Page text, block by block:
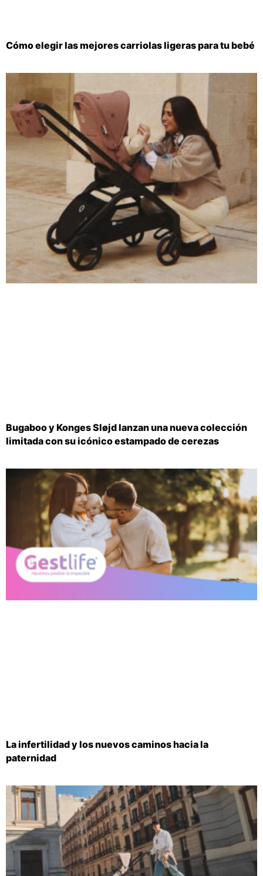
Cómo elegir las mejores carriolas ligeras para tu bebé
Bugaboo y Konges Sløjd lanzan una nueva colección
limitada con su icónico estampado de cerezas
La infertilidad y los nuevos caminos hacia la
paternidad